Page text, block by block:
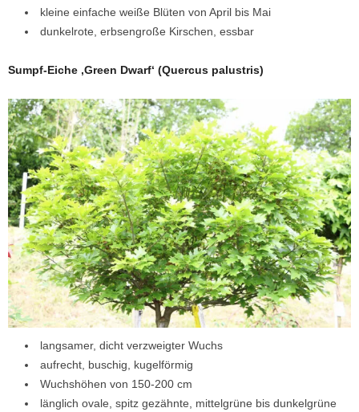
kleine einfache weiße Blüten von April bis Mai
dunkelrote, erbsengroße Kirschen, essbar
Sumpf-Eiche ‚Green Dwarf‘ (Quercus palustris)
langsamer, dicht verzweigter Wuchs
aufrecht, buschig, kugelförmig
Wuchshöhen von 150-200 cm
länglich ovale, spitz gezähnte, mittelgrüne bis dunkelgrüne